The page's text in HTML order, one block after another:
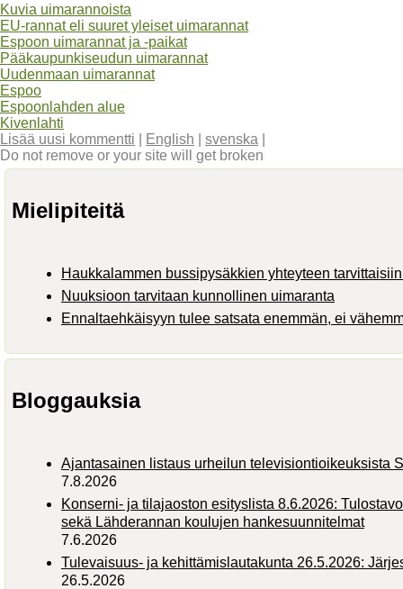
Kuvia uimarannoista
EU-rannat eli suuret yleiset uimarannat
Espoon uimarannat ja -paikat
Pääkaupunkiseudun uimarannat
Uudenmaan uimarannat
Espoo
Espoonlahden alue
Kivenlahti
Lisää uusi kommentti
English svenska
Do not remove or your site will get broken
Mielipiteitä
Haukkalammen bussipysäkkien yhteyteen
Nuuksioon tarvitaan kunnollinen uimaranta
Ennaltaehkäisyyn tulee satsata enemmän, ei
Bloggauksia
Ajantasainen listaus urheilun televisiontioikeuksista
7.8.2026
Konserni- ja tilajaoston esityslista 8.6.2026:
sekä Lähderannan koulujen hankesuunnitelmat
7.6.2026
Tulevaisuus- ja kehittämislautakunta 26.5.2026:
26.5.2026